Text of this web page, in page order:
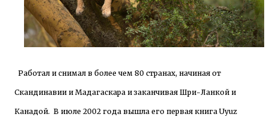
Работал и снимал в более чем 80 странах, начиная от
Скандинавии и Мадагаскара и заканчивая Шри-Ланкой и
Канадой. В июле 2002 года вышла его первая книга Uyuz